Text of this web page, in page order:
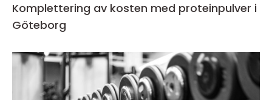
Komplettering av kosten med proteinpulver i
Göteborg